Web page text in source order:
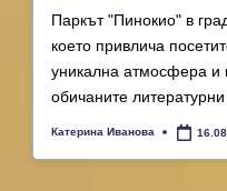
Паркът "Пинокио" в
което привлича
уникална атмосфера и
обичаните
Posted
Катерина Иванова